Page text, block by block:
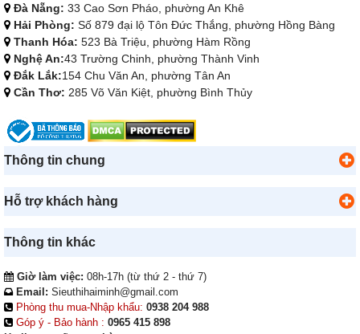
Đà Nẵng: 33 Cao Sơn Pháo, phường An Khê
Hải Phòng: Số 879 đại lộ Tôn Đức Thắng, phường Hồng Bàng
Thanh Hóa: 523 Bà Triệu, phường Hàm Rồng
Nghệ An:43 Trường Chinh, phường Thành Vinh
Đắk Lắk:154 Chu Văn An, phường Tân An
Cần Thơ: 285 Võ Văn Kiệt, phường Bình Thủy
Thông tin chung
Hỗ trợ khách hàng
Thông tin khác
Giờ làm việc: 08h-17h (từ thứ 2 - thứ 7)
Email: Sieuthihaiminh@gmail.com
Phòng thu mua-Nhập khẩu: 0938 204 988
Góp ý - Bảo hành : 0965 415 898